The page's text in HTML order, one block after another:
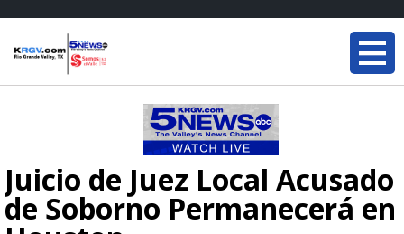
Juicio de Juez Local Acusado
de Soborno Permanecerá en